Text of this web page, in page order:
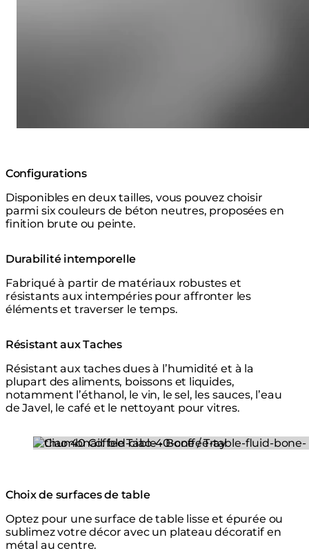
Configurations
Disponibles en deux tailles, vous pouvez choisir
parmi six couleurs de béton neutres, proposées en
finition brute ou peinte.
Durabilité intemporelle
Fabriqué à partir de matériaux robustes et
résistants aux intempéries pour affronter les
éléments et traverser le temps.
Résistant aux Taches
Résistant aux taches dues à l’humidité et à la
plupart des aliments, boissons et liquides,
notamment l’éthanol, le vin, le sel, les sauces, l’eau
de Javel, le café et le nettoyant pour vitres.
Loading image...
Choix de surfaces de table
Optez pour une surface de table lisse et épurée ou
sublimez votre décor avec un plateau décoratif en
métal au centre.